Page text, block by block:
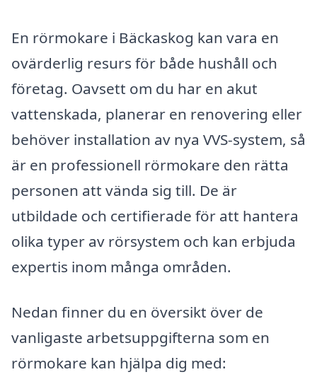
En rörmokare i Bäckaskog kan vara en
ovärderlig resurs för både hushåll och
företag. Oavsett om du har en akut
vattenskada, planerar en renovering eller
behöver installation av nya VVS-system, så
är en professionell rörmokare den rätta
personen att vända sig till. De är
utbildade och certifierade för att hantera
olika typer av rörsystem och kan erbjuda
expertis inom många områden.
Nedan finner du en översikt över de
vanligaste arbetsuppgifterna som en
rörmokare kan hjälpa dig med: